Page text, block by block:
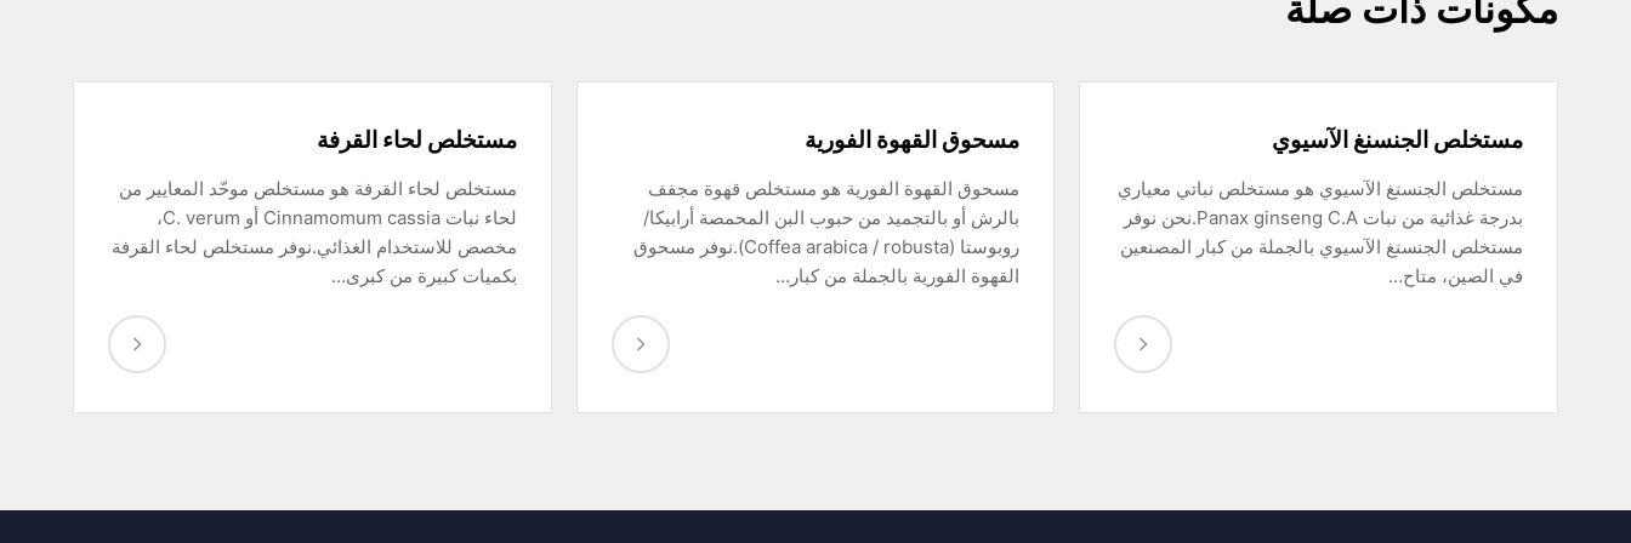
مستخلص الجنسنغ الآسيوي
مستخلص الجنسنغ الآسيوي هو مستخلص نباتي معياري
بدرجة غذائية من نبات Panax ginseng C.A.نحن نوفر
مستخلص الجنسنغ الآسيوي بالجملة من كبار المصنعين
في الصين، متاح…
مسحوق القهوة الفورية
مسحوق القهوة الفورية هو مستخلص قهوة مجفف
بالرش أو بالتجميد من حبوب البن المحمصة أرابيكا/
روبوستا (Coffea arabica / robusta).نوفر مسحوق
القهوة الفورية بالجملة من كبار…
مستخلص لحاء القرفة
مستخلص لحاء القرفة هو مستخلص موحّد المعايير من
لحاء نبات Cinnamomum cassia أو C. verum،
مخصص للاستخدام الغذائي.نوفر مستخلص لحاء القرفة
بكميات كبيرة من كبرى…